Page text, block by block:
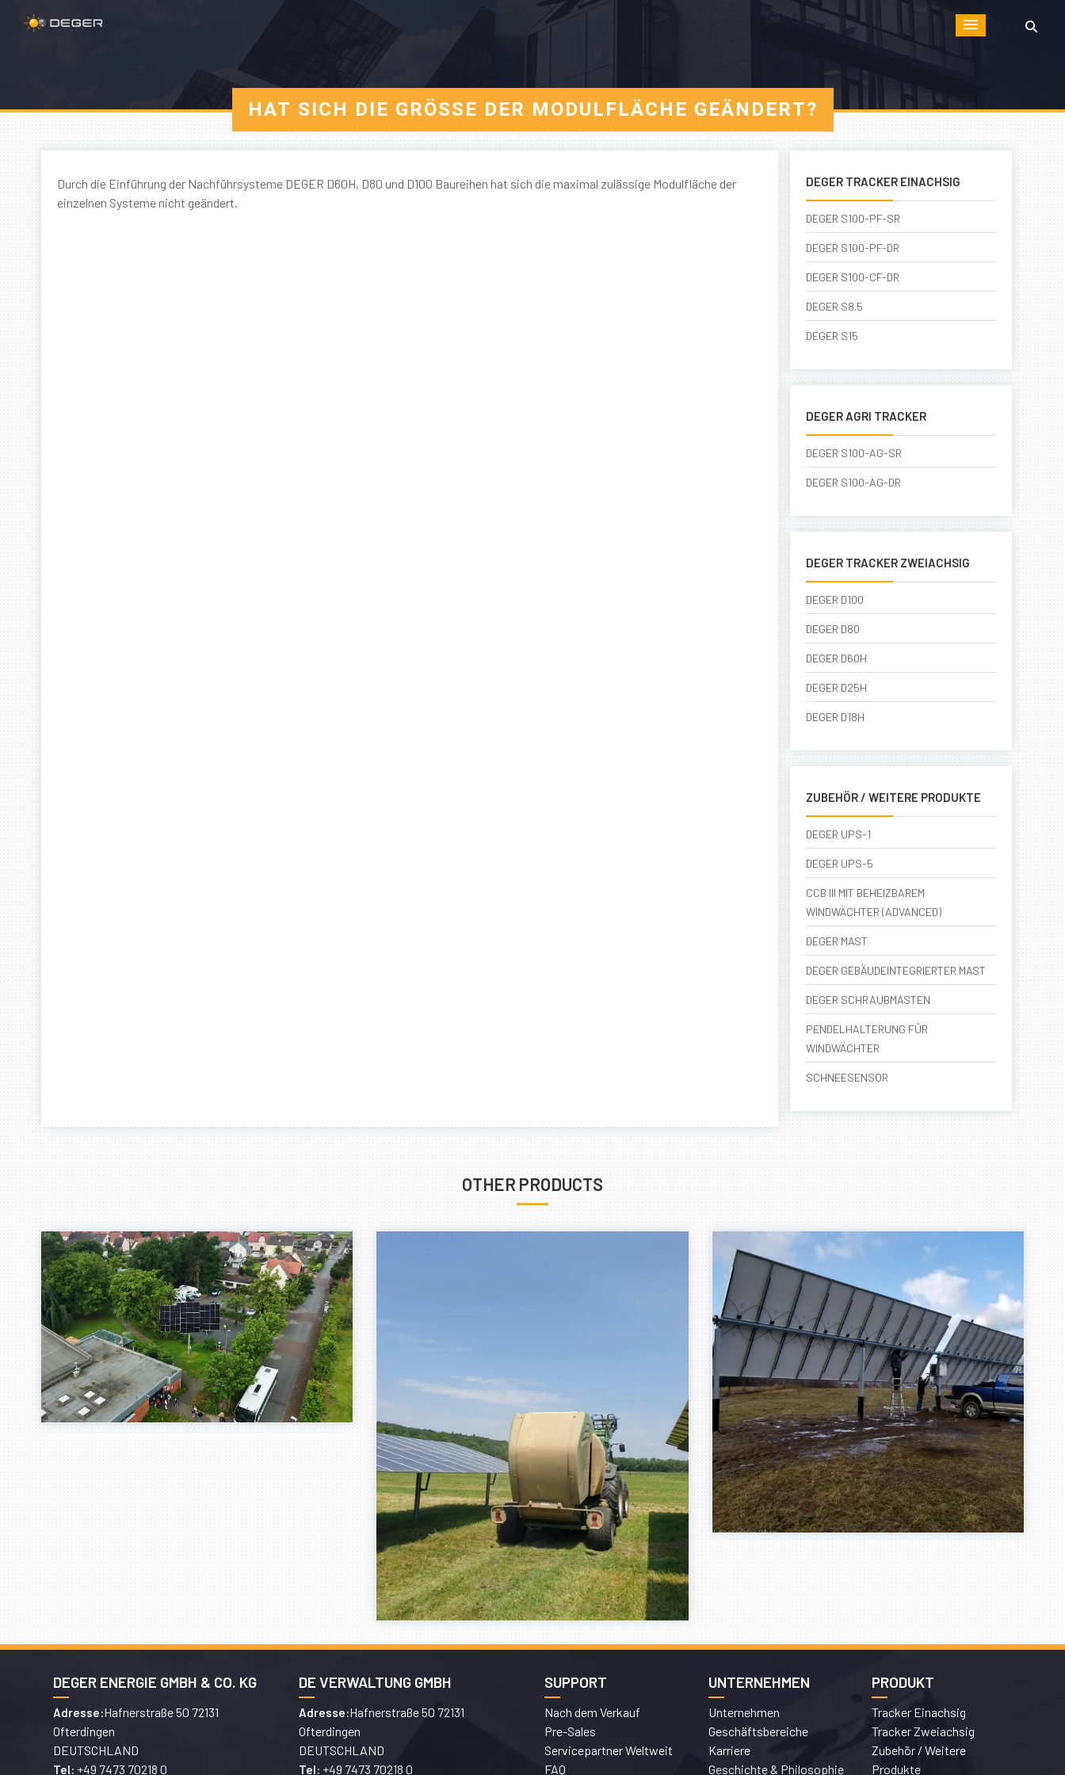
HAT SICH DIE GRÖSSE DER MODULFLÄCHE GEÄNDERT?
Durch die Einführung der Nachführsysteme DEGER D60H, D80 und D100 Baureihen hat sich die maximal zulässige Modulfläche der
einzelnen Systeme nicht geändert.
DEGER TRACKER EINACHSIG
DEGER S100-PF-SR
DEGER S100-PF-DR
DEGER S100-CF-DR
DEGER S8.5
DEGER S15
DEGER AGRI TRACKER
DEGER S100-AG-SR
DEGER S100-AG-DR
DEGER TRACKER ZWEIACHSIG
DEGER D100
DEGER D80
DEGER D60H
DEGER D25H
DEGER D18H
ZUBEHÖR / WEITERE PRODUKTE
DEGER UPS-1
DEGER UPS-5
CCB III MIT BEHEIZBAREM
WINDWÄCHTER (ADVANCED)
DEGER MAST
DEGER GEBÄUDEINTEGRIERTER MAST
DEGER SCHRAUBMASTEN
PENDELHALTERUNG FÜR
WINDWÄCHTER
SCHNEESENSOR
OTHER PRODUCTS
DEGER ENERGIE GMBH & CO. KG
Adresse:Hafnerstraße 50 72131
Ofterdingen
DEUTSCHLAND
Tel: +49 7473 70218 0
DE VERWALTUNG GMBH
Adresse:Hafnerstraße 50 72131
Ofterdingen
DEUTSCHLAND
Tel: +49 7473 70218 0
SUPPORT
Nach dem Verkauf
Pre-Sales
Servicepartner Weltweit
FAQ
UNTERNEHMEN
Unternehmen
Geschäftsbereiche
Karriere
Geschichte & Philosophie
PRODUKT
Tracker Einachsig
Tracker Zweiachsig
Zubehör / Weitere
Produkte